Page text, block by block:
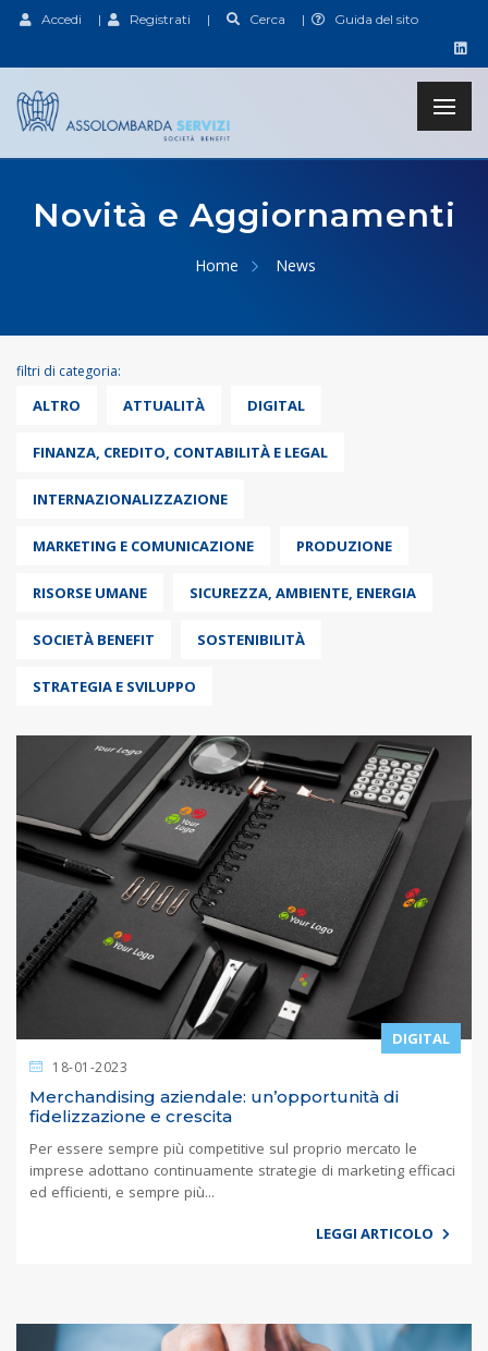
Accedi | Registrati | Cerca | Guida del sito
Novità e Aggiornamenti
Home News
filtri di categoria:
ALTRO ATTUALITÀ DIGITAL
FINANZA, CREDITO, CONTABILITÀ E LEGAL
INTERNAZIONALIZZAZIONE
MARKETING E COMUNICAZIONE PRODUZIONE
RISORSE UMANE SICUREZZA, AMBIENTE, ENERGIA
SOCIETÀ BENEFIT SOSTENIBILITÀ
STRATEGIA E SVILUPPO
DIGITAL
18-01-2023
Merchandising aziendale: un’opportunità di
fidelizzazione e crescita
Per essere sempre più competitive sul proprio mercato le
imprese adottano continuamente strategie di marketing efficaci
ed efficienti, e sempre più...
LEGGI ARTICOLO